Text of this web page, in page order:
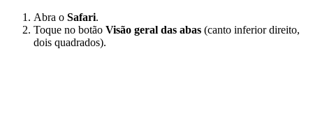
Abra o Safari.
Toque no botão Visão geral das abas (canto inferior direito,
dois quadrados).